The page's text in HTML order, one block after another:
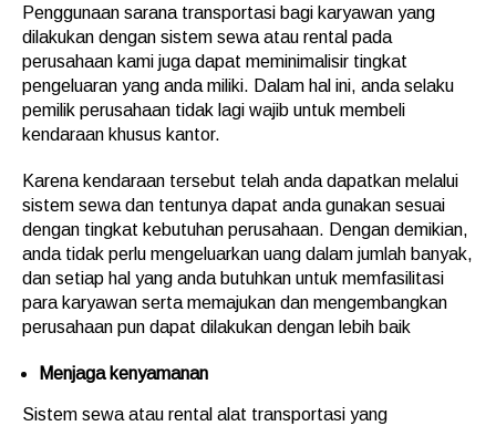
Penggunaan sarana transportasi bagi karyawan yang
dilakukan dengan sistem sewa atau rental pada
perusahaan kami juga dapat meminimalisir tingkat
pengeluaran yang anda miliki. Dalam hal ini, anda selaku
pemilik perusahaan tidak lagi wajib untuk membeli
kendaraan khusus kantor.
Karena kendaraan tersebut telah anda dapatkan melalui
sistem sewa dan tentunya dapat anda gunakan sesuai
dengan tingkat kebutuhan perusahaan. Dengan demikian,
anda tidak perlu mengeluarkan uang dalam jumlah banyak,
dan setiap hal yang anda butuhkan untuk memfasilitasi
para karyawan serta memajukan dan mengembangkan
perusahaan pun dapat dilakukan dengan lebih baik
Menjaga kenyamanan
Sistem sewa atau rental alat transportasi yang